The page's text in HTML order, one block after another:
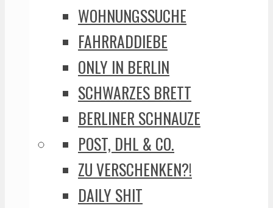
WOHNUNGSSUCHE
FAHRRADDIEBE
ONLY IN BERLIN
SCHWARZES BRETT
BERLINER SCHNAUZE
POST, DHL & CO.
ZU VERSCHENKEN?!
DAILY SHIT